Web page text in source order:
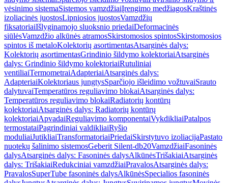
vėsinimo sistemaSistemos vamzdžiaiĮrengimo medžiagosKraštinės
izoliacinės juostosLipniosios juostosVamzdžių
fiksatoriaiIšlyginamojo sluoksnio priedaiDeformacinės
siūlėsVamzdžio alkūnės atramosSkirstomosios spintosSkirstomosios
spintos iš metaloKolektorių asortimentasAtsarginės dalys:
Kolektorių asortimentasGrindinio šildymo kolektoriaiAtsarginės
dalys: Grindinio šildymo kolektoriaiRutuliniai
ventiliaiTermometraiAdapteriaiAtsarginės dalys:
AdapteriaiKolektoriaus jungtysSparčiojo išleidimo vožtuvaiSrauto
dalytuvaiTemperatūros reguliavimo blokaiAtsarginės dalys:
Temperatūros reguliavimo blokaiRadiatorių kontūrų
kolektoriaiAtsarginės dalys: Radiatorių kontūrų
kolektoriaiApvadaiReguliavimo komponentaiVykdikliaiPatalpos
termostataiPagrindiniai valdikliaiRyšio
moduliaiJutikliaiTransformatoriaiPriedaiSkirstytuvo izoliacijaPastato
nuotekų šalinimo sistemosGeberit Silent-db20VamzdžiaiFasoninės
dalysAtsarginės dalys: Fasoninės dalysAlkūnėsTrišakiaiAtsarginės
dalys: TrišakiaiRedukciniai vamzdžiaiPravalosAtsarginės dalys:
PravalosSuperTube fasoninės dalysAlkūnėsSpecialios fasoninės